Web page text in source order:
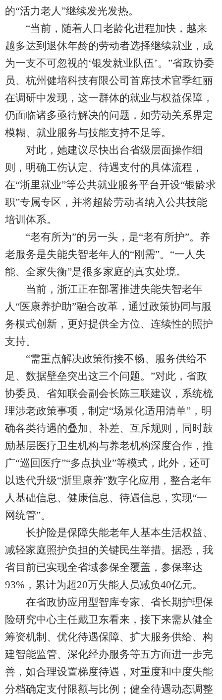
的“活力老人”继续发光发热。
“当前，随着人口老龄化进程加快，越来
越多达到退休年龄的劳动者选择继续就业，成
为一支不可忽视的‘银发就业队伍’。”省政协委
员、杭州健培科技有限公司首席技术官季红丽
在调研中发现，这一群体的就业与权益保障，
仍面临诸多亟待解决的问题，如劳动关系界定
模糊、就业服务与技能支持不足等。
对此，她建议尽快出台省级层面操作细
则，明确工伤认定、待遇支付的具体流程，
在“浙里就业”等公共就业服务平台开设“银龄求
职”专属专区，并将超龄劳动者纳入公共技能
培训体系。
“老有所为”的另一头，是“老有所护”。养
老服务是失能失智老年人的“刚需”。“一人失
能、全家失衡”是很多家庭的真实处境。
当前，浙江正在部署推进失能失智老年
人“医康养护助”融合改革，通过政策协同与服
务模式创新，更好提供全方位、连续性的照护
支持。
“需重点解决政策衔接不畅、服务供给不
足、数据壁垒突出这三个问题。”对此，省政
协委员、省知联会副会长陈三联建议，系统梳
理涉老政策事项，制定“场景化适用清单”，明
确各类待遇的叠加、补差、互斥规则，同时鼓
励基层医疗卫生机构与养老机构深度合作，推
广“巡回医疗”“多点执业”等模式，此外，还可
以迭代升级“浙里康养”数字化应用，整合老年
人基础信息、健康信息、待遇信息，实现“一
网统管”。
长护险是保障失能老年人基本生活权益、
减轻家庭照护负担的关键民生举措。据悉，我
省目前已实现全省域参保全覆盖，参保率达
93%，累计为超20万失能人员减负40亿元。
在省政协应用型智库专家、省长期护理保
险研究中心主任戴卫东看来，接下来需从健全
筹资机制、优化待遇保障、扩大服务供给、构
建智能监管、深化经办服务等五方面进一步完
善，如合理设置梯度待遇，对重度和中度失能
分档确定支付限额与比例；健全待遇动态调整